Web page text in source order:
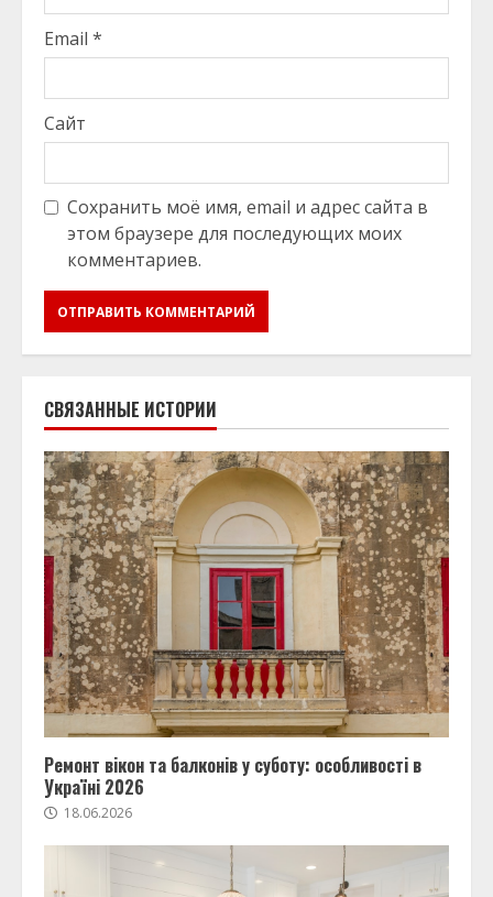
Email *
Сайт
Сохранить моё имя, email и адрес сайта в
этом браузере для последующих моих
комментариев.
СВЯЗАННЫЕ ИСТОРИИ
Ремонт вікон та балконів у суботу: особливості в
Україні 2026
18.06.2026